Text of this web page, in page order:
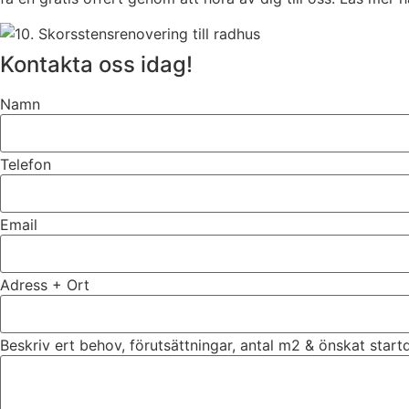
Kontakta oss idag!
Namn
Telefon
Email
Adress + Ort
Beskriv ert behov, förutsättningar, antal m2 & önskat